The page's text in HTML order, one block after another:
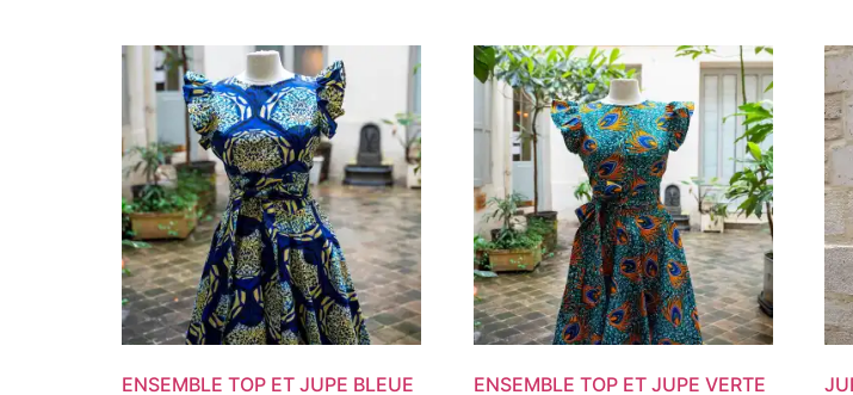
ENSEMBLE TOP ET JUPE BLEUE
ENSEMBLE TOP ET JUPE VERTE